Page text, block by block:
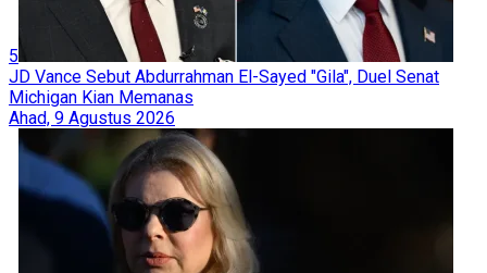
5
JD Vance Sebut Abdurrahman El-Sayed "Gila", Duel Senat
Michigan Kian Memanas
Ahad, 9 Agustus 2026